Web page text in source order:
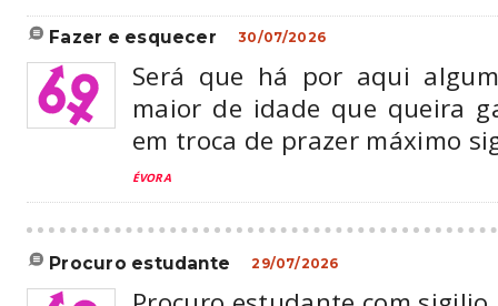
fazer e esquecer 30/07/2026
Será que há por aqui
maior de idade que queira
em troca de prazer máximo
ÉVORA
procuro estudante 29/07/2026